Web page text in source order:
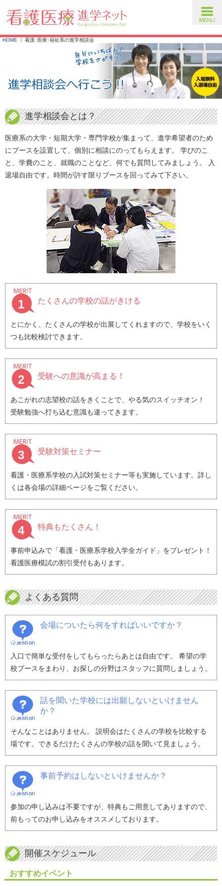
HOME 看護･医療･福祉系の進学相談会
進学相談会とは？
医療系の大学・短期大学・専門学校が集まって、進学希望者のため
にブースを設置して、個別に相談にのってもらえます。 学びのこ
と、学費のこと、就職のことなど、何でも質問してみましょう。 入
退場自由です。時間が許す限りブースを回ってみて下さい。
1 たくさんの学校の話がきける
とにかく、たくさんの学校が出展してくれますので、学校をいく
つも比較検討できます。
2 受験への意識が高まる！
あこがれの志望校の話をきくことで、やる気のスイッチオン！
受験勉強へ打ち込む意識も違ってきます。
3 受験対策セミナー
看護・医療系学校の入試対策セミナー等も実施しています。詳し
くは各会場の詳細ページをご覧ください。
4 特典もたくさん！
事前申込みで「看護・医療系学校入学全ガイド」をプレゼント！
看護医療模試の割引受付もあります。
よくある質問
会場についたら何をすればいいですか？
入口で簡単な受付をしてもらったらあとは自由です。 希望の学
校ブースをまわり、お探しの分野はスタッフに質問しましょう。
話を聞いた学校には出願しないといけません
か？
そんなことはありません。 説明会はたくさんの学校を比較する
場です。できるだけたくさんの学校の話を聞いて見ましょう。
事前予約はしないといけませんか？
参加の申し込みは不要ですが、特典もご用意してありますので、
前もってのお申し込みをオススメしております。
開催スケジュール
おすすめイベント